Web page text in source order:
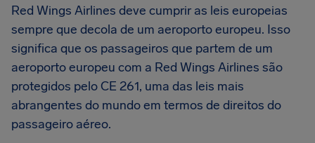
Red Wings Airlines deve cumprir as leis europeias
sempre que decola de um aeroporto europeu. Isso
significa que os passageiros que partem de um
aeroporto europeu com a Red Wings Airlines são
protegidos pelo CE 261, uma das leis mais
abrangentes do mundo em termos de direitos do
passageiro aéreo.